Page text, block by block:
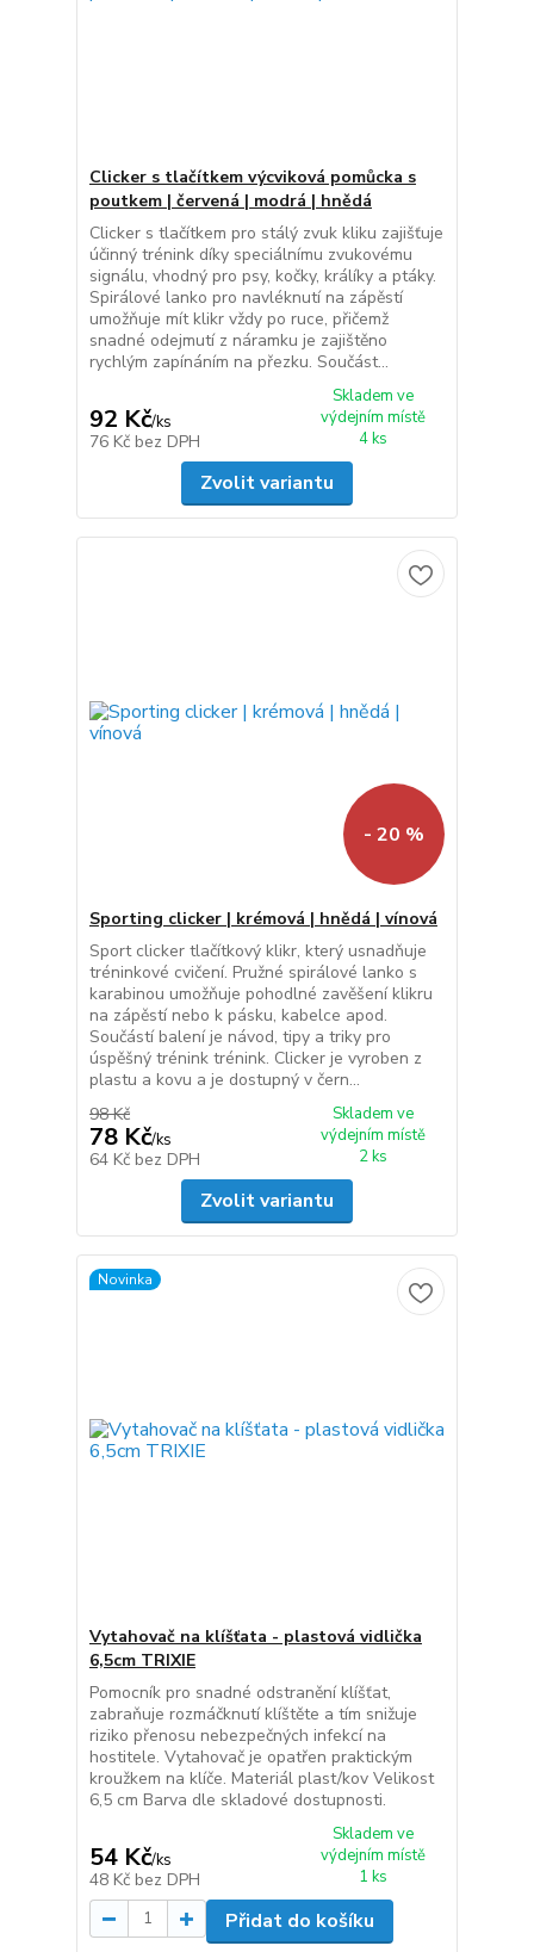
Clicker s tlačítkem výcviková pomůcka s
poutkem | červená | modrá | hnědá
Clicker s tlačítkem pro stálý zvuk kliku zajišťuje
účinný trénink díky speciálnímu zvukovému
signálu, vhodný pro psy, kočky, králíky a ptáky.
Spirálové lanko pro navléknutí na zápěstí
umožňuje mít klikr vždy po ruce, přičemž
snadné odejmutí z náramku je zajištěno
rychlým zapínáním na přezku. Součást...
92 Kč/ks
76 Kč bez DPH
Skladem ve
výdejním místě
4 ks
Zvolit variantu
- 20 %
Sporting clicker | krémová | hnědá | vínová
Sport clicker tlačítkový klikr, který usnadňuje
tréninkové cvičení. Pružné spirálové lanko s
karabinou umožňuje pohodlné zavěšení klikru
na zápěstí nebo k pásku, kabelce apod.
Součástí balení je návod, tipy a triky pro
úspěšný trénink trénink. Clicker je vyroben z
plastu a kovu a je dostupný v čern...
98 Kč
78 Kč/ks
64 Kč bez DPH
Skladem ve
výdejním místě
2 ks
Zvolit variantu
Novinka
Vytahovač na klíšťata - plastová vidlička
6,5cm TRIXIE
Pomocník pro snadné odstranění klíšťat,
zabraňuje rozmáčknutí klíštěte a tím snižuje
riziko přenosu nebezpečných infekcí na
hostitele. Vytahovač je opatřen praktickým
kroužkem na klíče. Materiál plast/kov Velikost
6,5 cm Barva dle skladové dostupnosti.
54 Kč/ks
48 Kč bez DPH
Skladem ve
výdejním místě
1 ks
Přidat do košíku